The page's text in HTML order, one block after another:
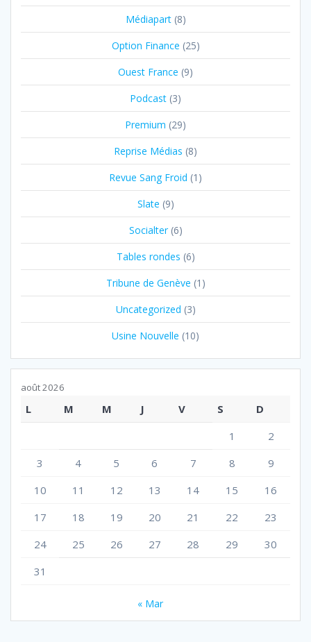
Médiapart(8)
Option Finance (25)
Ouest France (9)
Podcast (3)
Premium (29)
Reprise Médias (8)
Revue Sang Froid (1)
Slate (9)
Socialter(6)
Tables rondes (6)
Tribune de Genève (1)
Uncategorized (3)
Usine Nouvelle (10)
août 2026
L M M J V S
D
1
2
3
4 5 6 7 8
9
10
11 12 13 14 15
16
17
18 19 20 21 22
23
24
25 26 27 28 29
30
31
« Mar